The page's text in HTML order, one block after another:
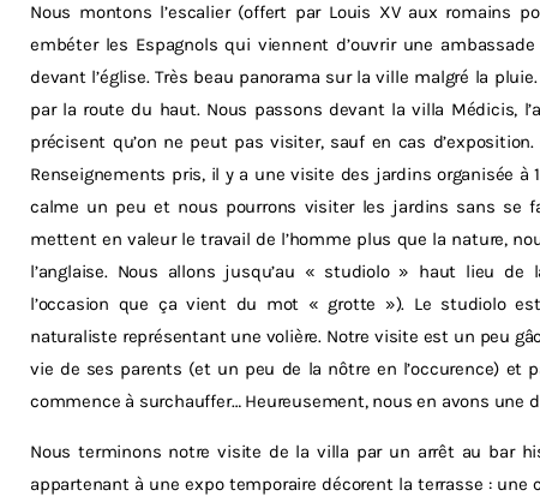
Nous montons l’escalier (offert par Louis XV aux romains
embéter les Espagnols qui viennent d’ouvrir une
devant l’église. Très beau panorama sur la ville malgré la
par la route du haut. Nous passons devant la villa Médicis,
précisent qu’on ne peut pas visiter, sauf en cas
Renseignements pris, il y a une visite des jardins organisée à
calme un peu et nous pourrons visiter les jardins sans se
mettent en valeur le travail de l’homme plus que la nature,
l’anglaise. Nous allons jusqu’au « studiolo » haut lieu
l’occasion que ça vient du mot « grotte »). Le studiolo
naturaliste représentant une volière. Notre visite est un peu
vie de ses parents (et un peu de la nôtre en l’occurence) et
commence à surchauffer… Heureusement, nous en avons une
Nous terminons notre visite de la villa par un arrêt au bar
appartenant à une expo temporaire décorent la terrasse :